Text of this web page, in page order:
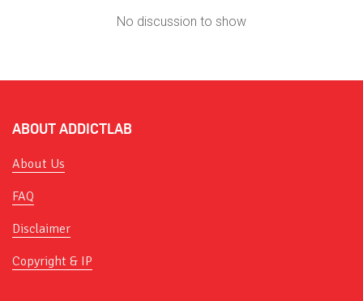
No discussion to show
ABOUT ADDICTLAB
About Us
FAQ
Disclaimer
Copyright & IP